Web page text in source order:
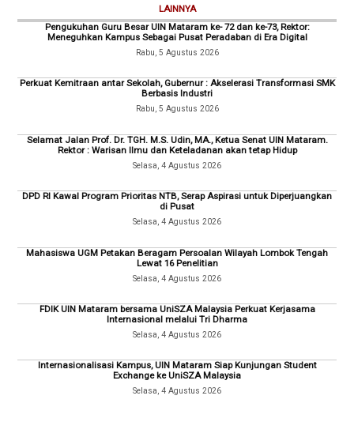
LAINNYA
Pengukuhan Guru Besar UIN Mataram ke- 72 dan ke-73, Rektor:
Meneguhkan Kampus Sebagai Pusat Peradaban di Era Digital
Rabu, 5 Agustus 2026
Perkuat Kemitraan antar Sekolah, Gubernur : Akselerasi Transformasi SMK
Berbasis Industri
Rabu, 5 Agustus 2026
Selamat Jalan Prof. Dr. TGH. M.S. Udin, MA., Ketua Senat UIN Mataram.
Rektor : Warisan Ilmu dan Keteladanan akan tetap Hidup
Selasa, 4 Agustus 2026
DPD RI Kawal Program Prioritas NTB, Serap Aspirasi untuk Diperjuangkan
di Pusat
Selasa, 4 Agustus 2026
Mahasiswa UGM Petakan Beragam Persoalan Wilayah Lombok Tengah
Lewat 16 Penelitian
Selasa, 4 Agustus 2026
FDIK UIN Mataram bersama UniSZA Malaysia Perkuat Kerjasama
Internasional melalui Tri Dharma
Selasa, 4 Agustus 2026
Internasionalisasi Kampus, UIN Mataram Siap Kunjungan Student
Exchange ke UniSZA Malaysia
Selasa, 4 Agustus 2026